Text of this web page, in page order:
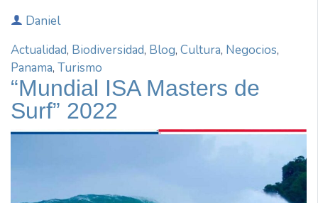
Daniel
Actualidad, Biodiversidad, Blog, Cultura, Negocios,
Panama, Turismo
“Mundial ISA Masters de
Surf” 2022